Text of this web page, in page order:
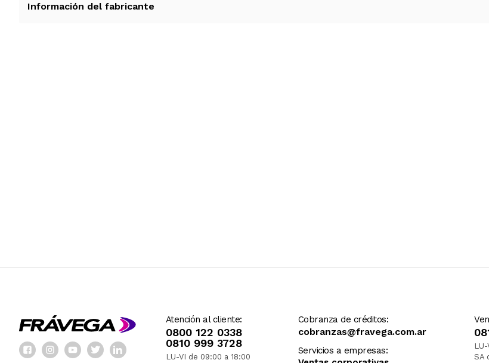
Información del fabricante
Atención al cliente:
0800 122 0338
0810 999 3728
LU-VI de 09:00 a 18:00
Cobranza de créditos:
cobranzas@fravega.com.ar
Servicios a empresas:
SA